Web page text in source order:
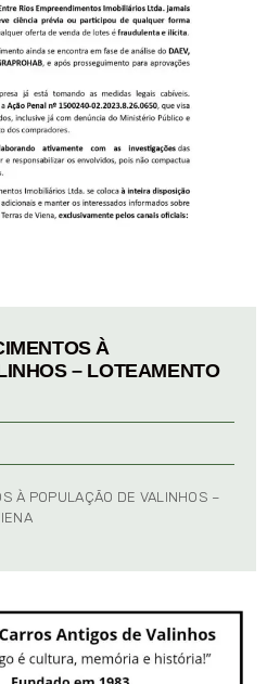
À
– LOTEAMENTO
À POPULAÇÃO DE VALINHOS –